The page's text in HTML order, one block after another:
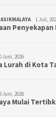
1 Juli,
Juni, 2026
Lurah di Kota
Juni, 2026
Mulai